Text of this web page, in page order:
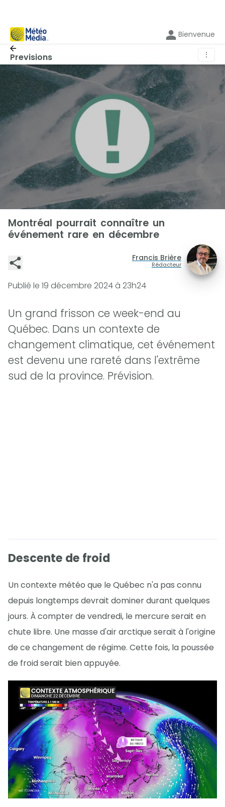
Bienvenue
Previsions ⋮
Montréal pourrait connaître un
événement rare en décembre
Francis Brière
Rédacteur
Publié le 19 décembre 2024 à 23h24
Un grand frisson ce week-end au
Québec. Dans un contexte de
changement climatique, cet événement
est devenu une rareté dans l'extrême
sud de la province. Prévision.
Descente de froid
Un contexte météo que le Québec n'a pas connu
depuis longtemps devrait dominer durant quelques
jours. À compter de vendredi, le mercure serait en
chute libre. Une masse d'air arctique serait à l'origine
de ce changement de régime. Cette fois, la poussée
de froid serait bien appuyée.